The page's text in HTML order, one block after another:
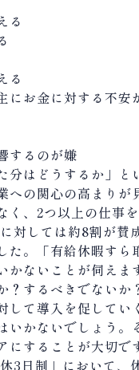
る
る
にお金に対する不安
するのが嫌
分はどうするか」
への関心の高まりが
、 2つ以上の仕事
対しては約8割が賛
た。「有給休暇す
ないことが伺えま
？するべきでないか
して導入を促して
いかないでしょう
することが大切で
3 日制」において、